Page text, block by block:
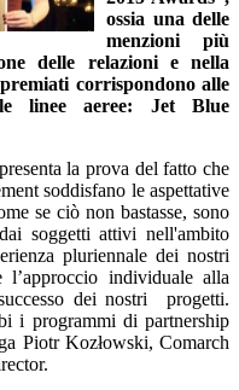
ossia una delle
menzioni più
delle relazioni e nella
corrispondono alle
linee aeree: Jet Blue
la prova del fatto che
soddisfano le aspettative
se ciò non bastasse, sono
soggetti attivi nell'ambito
pluriennale dei nostri
l’approccio individuale alla
dei nostri progetti.
i programmi di partnership
Piotr Kozłowski, Comarch